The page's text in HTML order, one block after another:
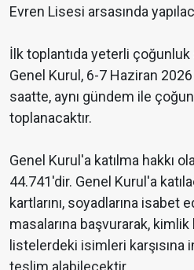
Evren Lisesi arsasında
İlk toplantıda yeterli çoğunluk
Genel Kurul, 6-7 Haziran
saatte, aynı gündem ile
toplanacaktır.
Genel Kurul'a katılma hakkı
44.741'dir. Genel Kurul'a
kartlarını, soyadlarına isabet
masalarına başvurarak, kimlik
listelerdeki isimleri karşısına
teslim alabilecektir.